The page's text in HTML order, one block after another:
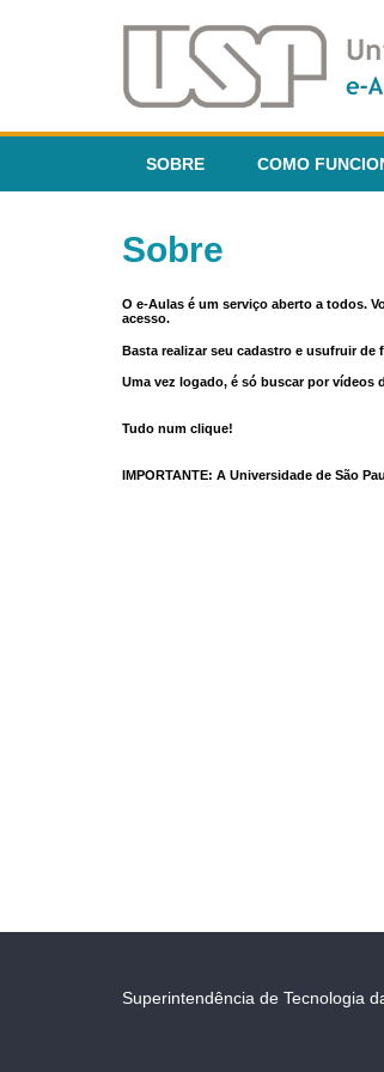
SOBRE COMO
Sobre
O e-Aulas é um serviço aberto a todos.
acesso.
Basta realizar seu cadastro e usufruir
Uma vez logado, é só buscar por vídeos
Tudo num clique!
IMPORTANTE: A Universidade de São
Superintendência de Tecnologia